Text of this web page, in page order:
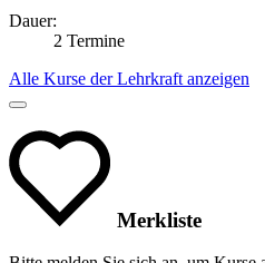
Dauer:
2 Termine
Alle Kurse der Lehrkraft anzeigen
Merkliste